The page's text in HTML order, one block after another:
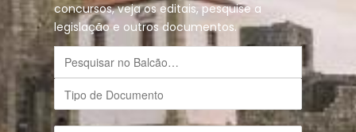
concursos, veja os editais, pesquise a
legislação e outros documentos.